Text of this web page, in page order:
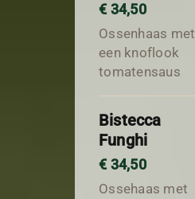
€ 34,50
Ossenhaas met
een knoflook
tomatensaus
Bistecca
Funghi
€ 34,50
Ossehaas met